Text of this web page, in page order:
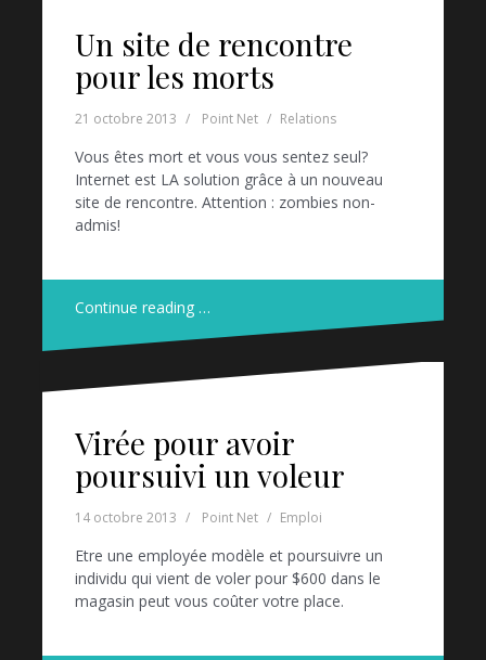
Un site de rencontre
pour les morts
21 octobre 2013 Point Net Relations
Vous êtes mort et vous vous sentez seul?
Internet est LA solution grâce à un nouveau
site de rencontre. Attention : zombies non-
admis!
Continue reading …
Virée pour avoir
poursuivi un voleur
14 octobre 2013 Point Net Emploi
Etre une employée modèle et poursuivre un
individu qui vient de voler pour $600 dans le
magasin peut vous coûter votre place.